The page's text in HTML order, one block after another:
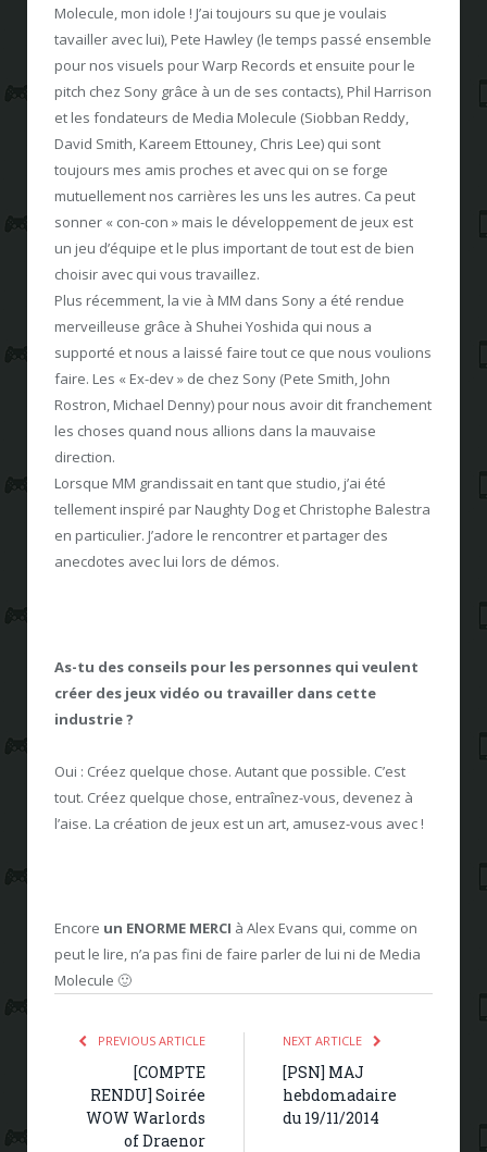
Molecule, mon idole ! J’ai toujours su que je voulais
tavailler avec lui), Pete Hawley (le temps passé ensemble
pour nos visuels pour Warp Records et ensuite pour le
pitch chez Sony grâce à un de ses contacts), Phil Harrison
et les fondateurs de Media Molecule (Siobban Reddy,
David Smith, Kareem Ettouney, Chris Lee) qui sont
toujours mes amis proches et avec qui on se forge
mutuellement nos carrières les uns les autres. Ca peut
sonner « con-con » mais le développement de jeux est
un jeu d’équipe et le plus important de tout est de bien
choisir avec qui vous travaillez.
Plus récemment, la vie à MM dans Sony a été rendue
merveilleuse grâce à Shuhei Yoshida qui nous a
supporté et nous a laissé faire tout ce que nous voulions
faire. Les « Ex-dev » de chez Sony (Pete Smith, John
Rostron, Michael Denny) pour nous avoir dit franchement
les choses quand nous allions dans la mauvaise
direction.
Lorsque MM grandissait en tant que studio, j’ai été
tellement inspiré par Naughty Dog et Christophe Balestra
en particulier. J’adore le rencontrer et partager des
anecdotes avec lui lors de démos.
As-tu des conseils pour les personnes qui veulent
créer des jeux vidéo ou travailler dans cette
industrie ?
Oui : Créez quelque chose. Autant que possible. C’est
tout. Créez quelque chose, entraînez-vous, devenez à
l’aise. La création de jeux est un art, amusez-vous avec !
Encore un ENORME MERCI à Alex Evans qui, comme on
peut le lire, n’a pas fini de faire parler de lui ni de Media
Molecule 🙂
PREVIOUS ARTICLE
[COMPTE
RENDU] Soirée
WOW Warlords
of Draenor
NEXT ARTICLE
[PSN] MAJ
hebdomadaire
du 19/11/2014